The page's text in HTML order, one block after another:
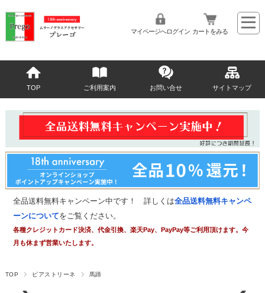
マイページへログイン カートをみる
TOP ご利用案内 お問い合せ サイトマップ
全品送料無料キャンペーン中です！ 詳しくは全品送料無料キャンペ
ーンについてをご覧ください。
各種クレジットカード決済、代金引換、楽天Pay、PayPay等ご利用頂けます。今
月も休まず営業いたします。
TOP ピアストリーネ 馬蹄